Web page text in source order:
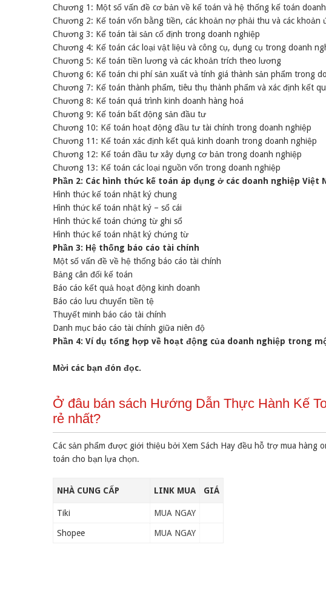
Chương 1: Một số vấn đề cơ bản về kế toán và hệ thống kế toán
Chương 2: Kế toán vốn bằng tiền, các khoản nợ phải thu và các khoản
Chương 3: Kế toán tài sản cố định trong doanh nghiệp
Chương 4: Kế toán các loại vật liệu và công cụ, dụng cụ trong doanh
Chương 5: Kế toán tiền lương và các khoản trích theo lương
Chương 6: Kế toán chi phí sản xuất và tính giá thành sản phẩm trong
Chương 7: Kế toán thành phẩm, tiêu thụ thành phẩm và xác định kết
Chương 8: Kế toán quá trình kinh doanh hàng hoá
Chương 9: Kế toán bất động sản đầu tư
Chương 10: Kế toán hoạt động đầu tư tài chính trong doanh nghiệp
Chương 11: Kế toán xác định kết quả kinh doanh trong doanh nghiệp
Chương 12: Kế toán đầu tư xây dựng cơ bản trong doanh nghiệp
Chương 13: Kế toán các loại nguồn vốn trong doanh nghiệp
Phần 2: Các hình thức kế toán áp dụng ở các doanh nghiệp Việt
Hình thức kế toán nhật ký chung
Hình thức kế toán nhật ký – sổ cái
Hình thức kế toán chứng từ ghi sổ
Hình thức kế toán nhật ký chứng từ
Phần 3: Hệ thống báo cáo tài chính
Một số vấn đề về hệ thống báo cáo tài chính
Bảng cân đối kế toán
Báo cáo kết quả hoạt động kinh doanh
Báo cáo lưu chuyển tiền tệ
Thuyết minh báo cáo tài chính
Danh mục báo cáo tài chính giữa niên độ
Phần 4: Ví dụ tổng hợp về hoạt động của doanh nghiệp trong
Mời các bạn đón đọc.
Ở đâu bán sách Hướng Dẫn Thực Hành Kế
rẻ nhất?
Các sản phẩm được giới thiệu bởi Xem Sách Hay đều hỗ trợ mua hàng
toán cho bạn lựa chọn.
NHÀ CUNG CẤP LINK MUA GIÁ
Tiki MUA NGAY
Shopee MUA NGAY